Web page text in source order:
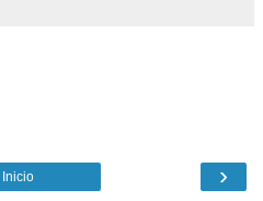
›
Inicio